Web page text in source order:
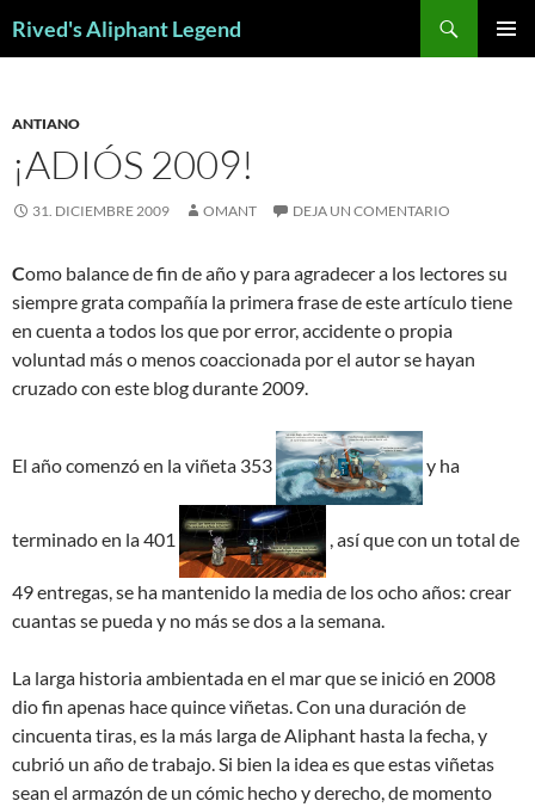
Rived's Aliphant Legend
ANTIANO
¡ADIÓS 2009!
31. DICIEMBRE 2009 OMANT DEJA UN COMENTARIO
Como balance de fin de año y para agradecer a los lectores su
siempre grata compañía la primera frase de este artículo tiene
en cuenta a todos los que por error, accidente o propia
voluntad más o menos coaccionada por el autor se hayan
cruzado con este blog durante 2009.
El año comenzó en la viñeta 353 y ha
terminado en la 401 , así que con un total de
49 entregas, se ha mantenido la media de los ocho años: crear
cuantas se pueda y no más se dos a la semana.
La larga historia ambientada en el mar que se inició en 2008
dio fin apenas hace quince viñetas. Con una duración de
cincuenta tiras, es la más larga de Aliphant hasta la fecha, y
cubrió un año de trabajo. Si bien la idea es que estas viñetas
sean el armazón de un cómic hecho y derecho, de momento